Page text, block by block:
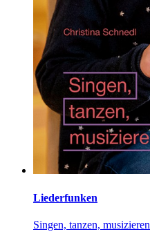
Liederfunken
Singen, tanzen, musizieren